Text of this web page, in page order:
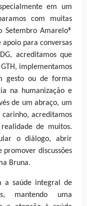
em um
com muitas
Setembro Amarelo®
para conversas
acreditamos que
implementamos
gesto ou de forma
na humanização e
de um abraço, um
acreditamos
de muitos.
o diálogo, abrir
discussões
Bruna.
a saúde integral de
mantendo uma